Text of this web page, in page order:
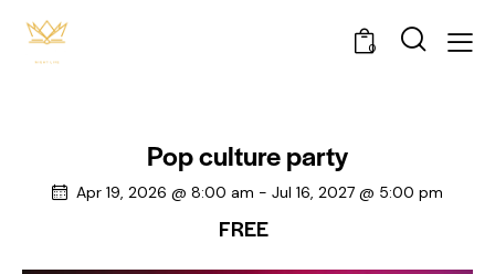
0
Pop culture party
Apr 19, 2026 @ 8:00 am - Jul 16, 2027 @ 5:00 pm
FREE